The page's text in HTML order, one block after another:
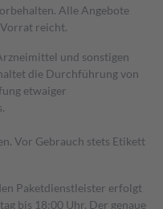
Alle Angebote
reicht.
und sonstigen
die Durchführung von
etwaiger
Vor Gebrauch stets Etikett
Paketdienstleister erfolgt
bis 18:00 Uhr. Der genaue